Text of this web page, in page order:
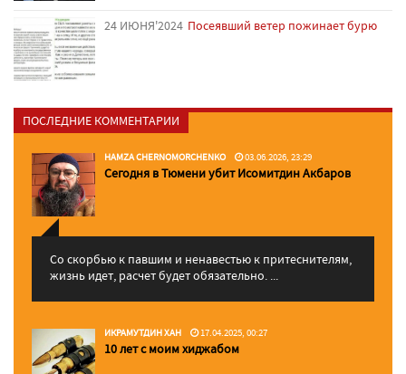
24 ИЮНЯ'2024 Посеявший ветер пожинает бурю
ПОСЛЕДНИЕ КОММЕНТАРИИ
HAMZA CHERNOMORCHENKO 03.06.2026, 23:29
Сегодня в Тюмени убит Исомитдин Акбаров
Со скорбью к павшим и ненавестью к притеснителям,
жизнь идет, расчет будет обязательно. ...
ИКРАМУТДИН ХАН 17.04.2025, 00:27
10 лет с моим хиджабом